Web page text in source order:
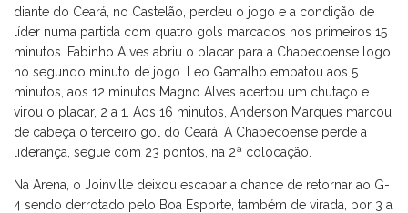
diante do Ceará, no Castelão, perdeu o jogo e a condição de
líder numa partida com quatro gols marcados nos primeiros 15
minutos. Fabinho Alves abriu o placar para a Chapecoense logo
no segundo minuto de jogo. Leo Gamalho empatou aos 5
minutos, aos 12 minutos Magno Alves acertou um chutaço e
virou o placar, 2 a 1. Aos 16 minutos, Anderson Marques marcou
de cabeça o terceiro gol do Ceará. A Chapecoense perde a
liderança, segue com 23 pontos, na 2ª colocação.
Na Arena, o Joinville deixou escapar a chance de retornar ao G-
4 sendo derrotado pelo Boa Esporte, também de virada, por 3 a